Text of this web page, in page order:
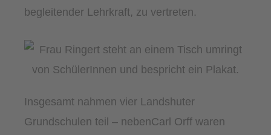
begleitender Lehrkraft, zu vertreten.
Insgesamt nahmen vier Landshuter
Grundschulen teil – nebenCarl Orff waren